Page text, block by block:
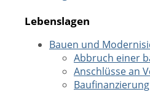
Lebenslagen
Bauen und
Abbruch einer
Anschlüsse an